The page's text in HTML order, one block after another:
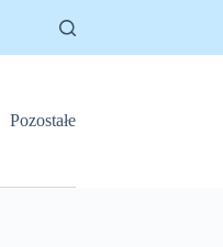
Pozostałe